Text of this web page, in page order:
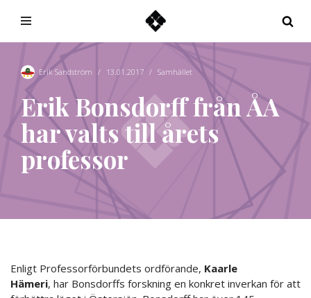
innehållErik Sandström 13.01.2017 Samhället
Erik Bonsdorff från ÅA
har valts till årets
professor
Enligt Professorförbundets ordförande, Kaarle
Hämeri, har Bonsdorffs forskning en konkret inverkan för att